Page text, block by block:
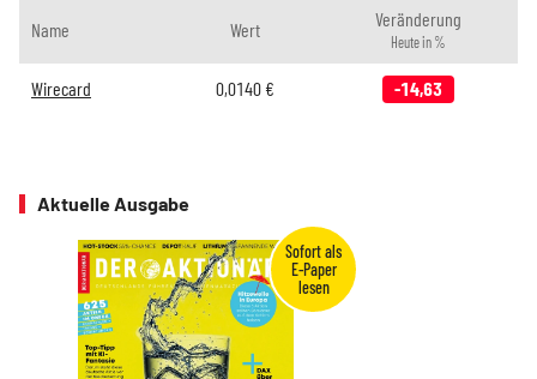
Name Wert Veränderung
Heute in %
Wirecard 0,0140€ -14,63
Aktuelle Ausgabe